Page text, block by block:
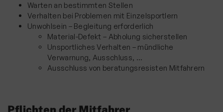
Warten an bestimmten Stellen
Verhalten bei Problemen mit Einzelsportlern
Unwohlsein – Begleitung erforderlich
Material-Defekt – Abholung sicherstellen
Unsportliches Verhalten – mündliche
Verwarnung, Ausschluss, …
Ausschluss von beratungsresisten Mitfahrern
Regeln und Pflichten
Wer ist versichert
Über 40 Jahre Radsport im TuS